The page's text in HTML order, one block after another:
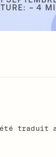
~ 4
traduit